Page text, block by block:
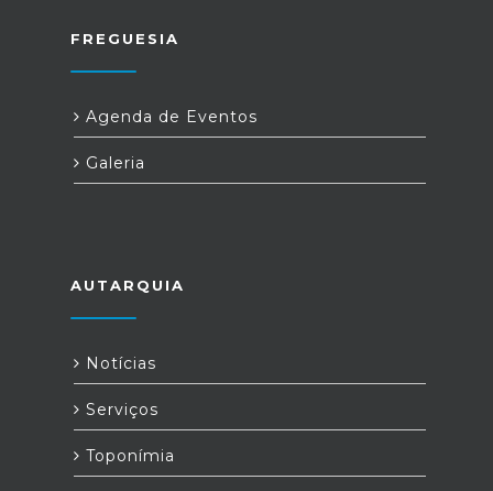
FREGUESIA
Agenda de Eventos
Galeria
AUTARQUIA
Notícias
Serviços
Toponímia